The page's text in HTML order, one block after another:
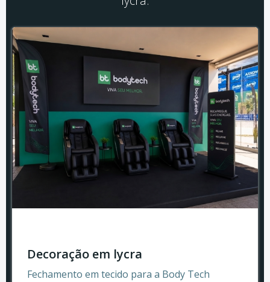
Decoração em lycra
Fechamento em tecido para a Body Tech